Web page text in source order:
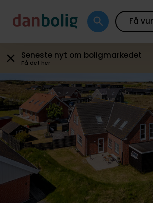
Få
Seneste nyt om boligmarkedet
Få det her
Galleri Plantegning Boligfakta